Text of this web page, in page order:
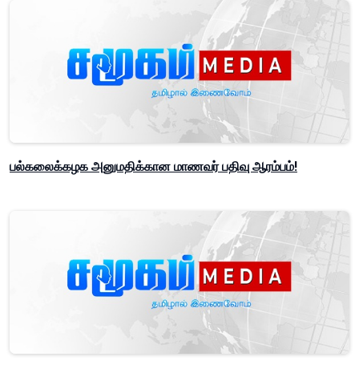
பல்கலைக்கழக அனுமதிக்கான மாணவர் பதிவு ஆரம்பம்!